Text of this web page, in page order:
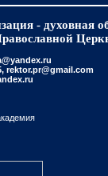
- духовная
rektor.pr@gmail.com